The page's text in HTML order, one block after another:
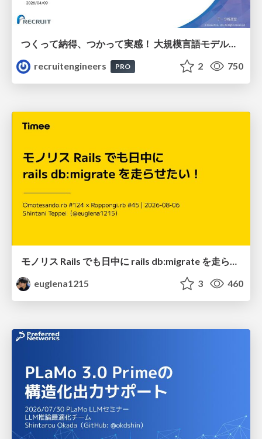
つくって納得、つかって実感！ 大規模言語モデルことはじめ ver2.0
recruitengineers
PRO 2 750
モノリス Rails でも日中に rails db:migrate を走らせたい！ / Daytime rails db:migrate on Monolithic Rails!
euglena1215
3 460